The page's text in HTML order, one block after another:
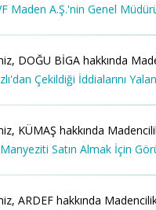
Maden A.Ş.'nin Genel
DOĞU BİGA hakkında
Çekildiği İddialarını
KÜMAŞ hakkında
Satın Almak İçin
ARDEF hakkında